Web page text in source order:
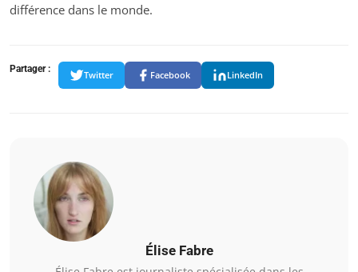
différence dans le monde.
Partager :
Twitter Facebook LinkedIn
Élise Fabre